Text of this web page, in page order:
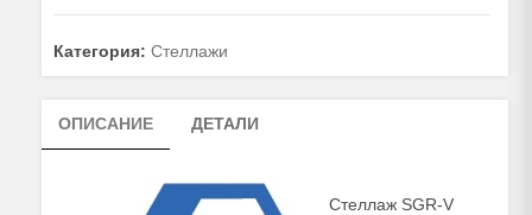
Стеллаж
V
Категория: Стеллажи
ОПИСАНИЕ ДЕТАЛИ
Стеллаж SGR-V